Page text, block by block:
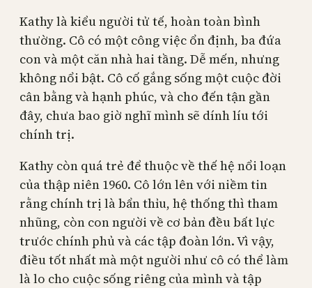
Kathy là kiểu người tử tế, hoàn toàn bình
thường. Cô có một công việc ổn định, ba đứa
con và một căn nhà hai tầng. Dễ mến, nhưng
không nổi bật. Cô cố gắng sống một cuộc đời
cân bằng và hạnh phúc, và cho đến tận gần
đây, chưa bao giờ nghĩ mình sẽ dính líu tới
chính trị.
Kathy còn quá trẻ để thuộc về thế hệ nổi loạn
của thập niên 1960. Cô lớn lên với niềm tin
rằng chính trị là bẩn thỉu, hệ thống thì tham
nhũng, còn con người về cơ bản đều bất lực
trước chính phủ và các tập đoàn lớn. Vì vậy,
điều tốt nhất mà một người như cô có thể làm
là lo cho cuộc sống riêng của mình và tập